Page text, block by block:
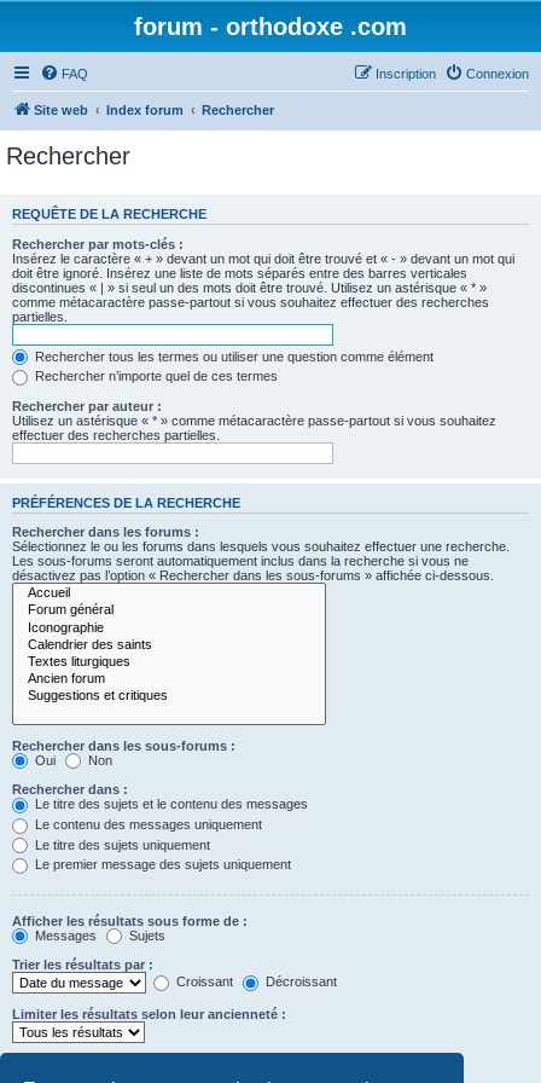
forum - orthodoxe .com
FAQ Connexion
Inscription
Site web Index forum Rechercher
Rechercher
REQUÊTE DE LA RECHERCHE
Rechercher par mots-clés :
Insérez le caractère « + » devant un mot qui doit être trouvé et « - » devant un mot qui
doit être ignoré. Insérez une liste de mots séparés entre des barres verticales
discontinues « | » si seul un des mots doit être trouvé. Utilisez un astérisque « * »
comme métacaractère passe-partout si vous souhaitez effectuer des recherches
partielles.
Rechercher tous les termes ou utiliser une question comme élément
Rechercher n’importe quel de ces termes
Rechercher par auteur :
Utilisez un astérisque « * » comme métacaractère passe-partout si vous souhaitez
effectuer des recherches partielles.
PRÉFÉRENCES DE LA RECHERCHE
Rechercher dans les forums :
Sélectionnez le ou les forums dans lesquels vous souhaitez effectuer une recherche.
Les sous-forums seront automatiquement inclus dans la recherche si vous ne
désactivez pas l’option « Rechercher dans les sous-forums » affichée ci-dessous.
Rechercher dans les sous-forums :
Oui
Non
Rechercher dans :
Le titre des sujets et le contenu des messages
Le contenu des messages uniquement
Le titre des sujets uniquement
Le premier message des sujets uniquement
Afficher les résultats sous forme de :
Messages
Sujets
Trier les résultats par :
Croissant
Décroissant
Limiter les résultats selon leur ancienneté :